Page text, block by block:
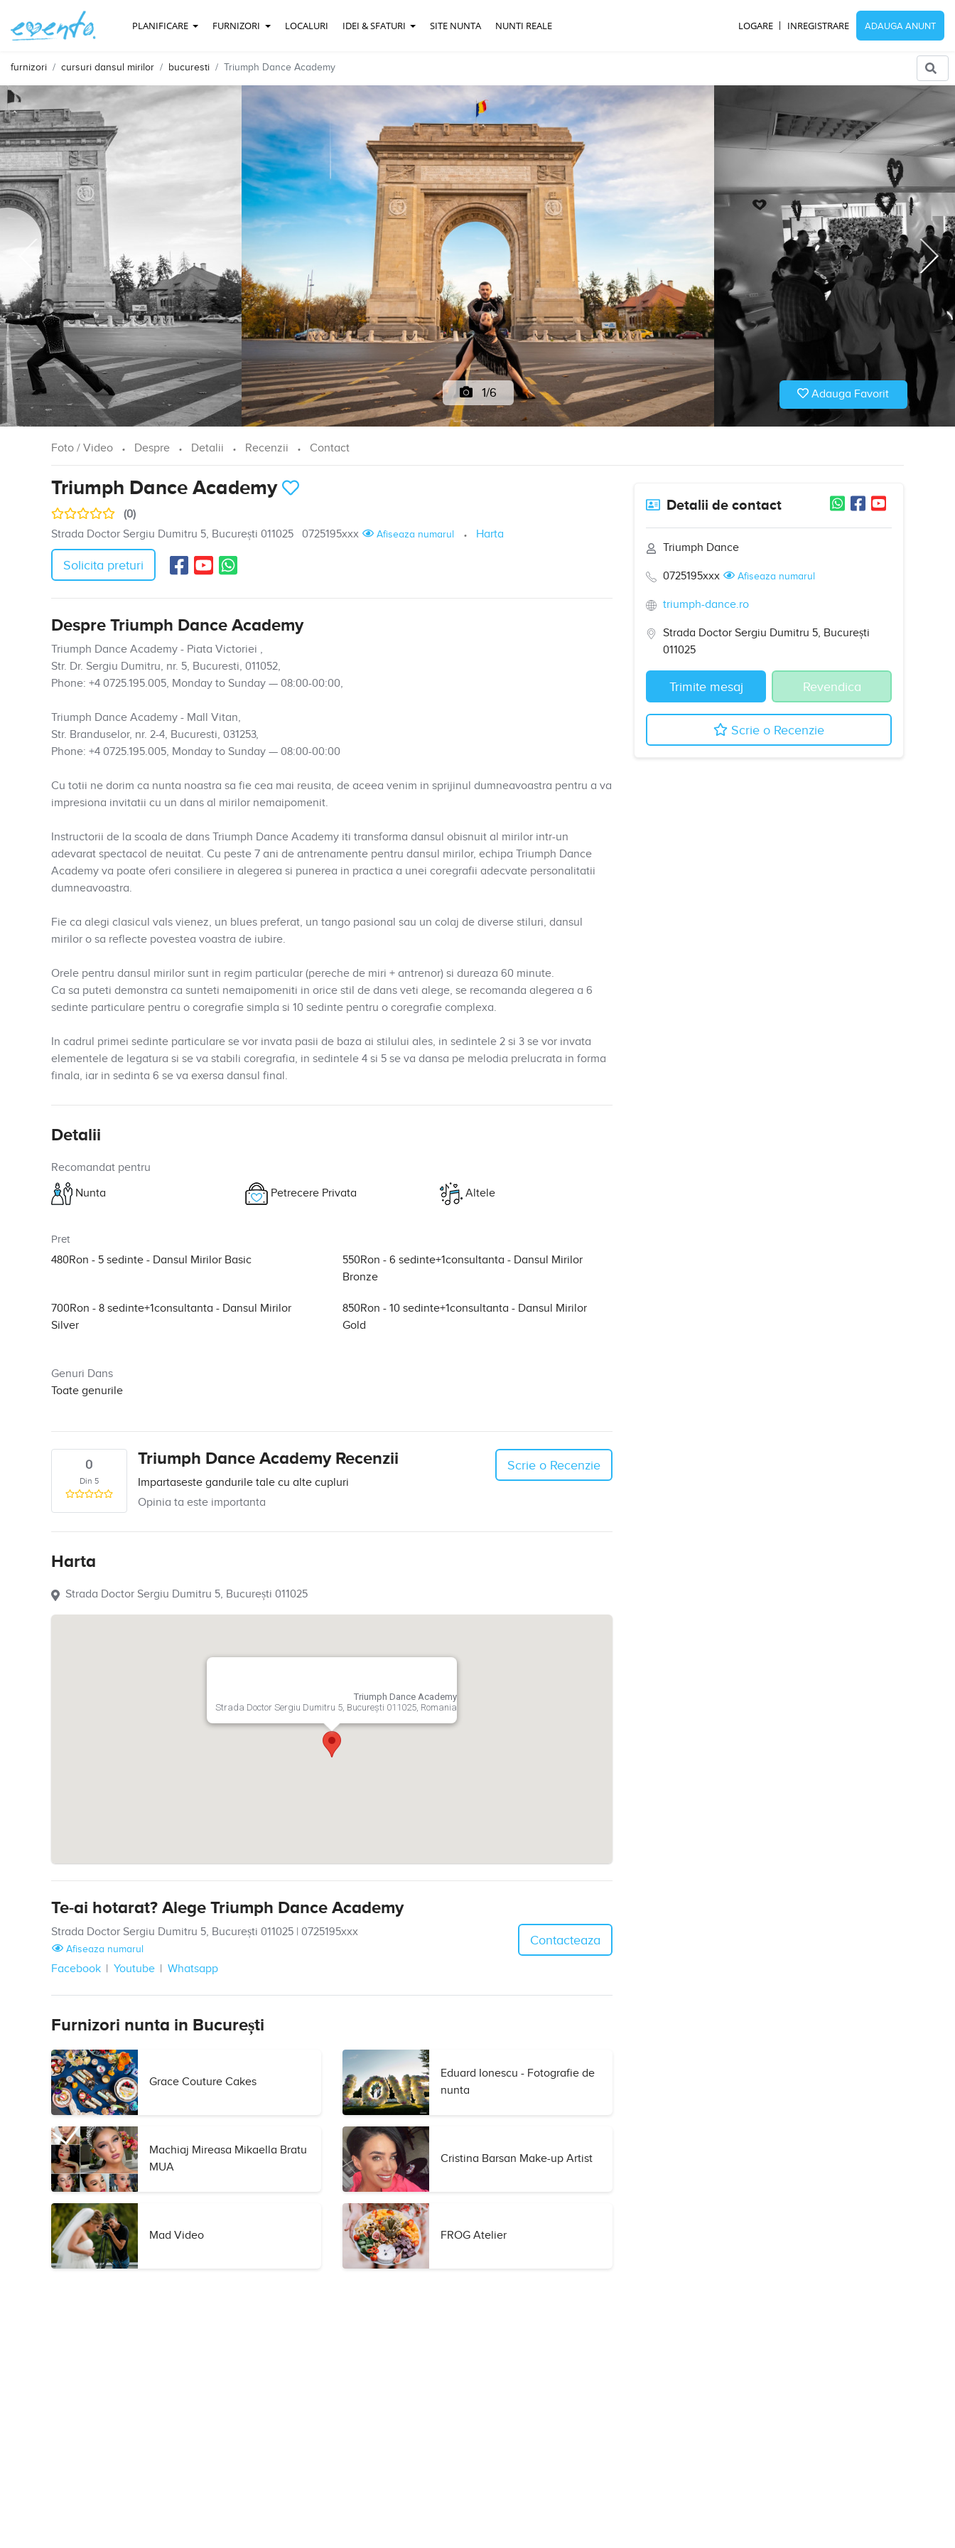
PLANIFICARE FURNIZORI LOCALURI IDEI & SFATURI SITE NUNTA NUNTI REALE LOGARE INREGISTRARE ADAUGA ANUNT
furnizori cursuri dansul mirilor bucuresti Triumph Dance Academy
1/6 Adauga Favorit
Foto / Video Despre Detalii Recenzii Contact
Triumph Dance Academy
(0)
Strada Doctor Sergiu Dumitru 5, București 011025
0725195xxx Afiseaza numarul Harta
Solicita preturi
Despre Triumph Dance Academy
Triumph Dance Academy - Piata Victoriei ,
Str. Dr. Sergiu Dumitru, nr. 5, Bucuresti, 011052,
Phone: +4 0725.195.005, Monday to Sunday — 08:00-00:00,
Triumph Dance Academy - Mall Vitan,
Str. Branduselor, nr. 2-4, Bucuresti, 031253,
Phone: +4 0725.195.005, Monday to Sunday — 08:00-00:00
Cu totii ne dorim ca nunta noastra sa fie cea mai reusita, de aceea venim in sprijinul dumneavoastra pentru a va
impresiona invitatii cu un dans al mirilor nemaipomenit.
Instructorii de la scoala de dans Triumph Dance Academy iti transforma dansul obisnuit al mirilor intr-un
adevarat spectacol de neuitat. Cu peste 7 ani de antrenamente pentru dansul mirilor, echipa Triumph Dance
Academy va poate oferi consiliere in alegerea si punerea in practica a unei coregrafii adecvate personalitatii
dumneavoastra.
Fie ca alegi clasicul vals vienez, un blues preferat, un tango pasional sau un colaj de diverse stiluri, dansul
mirilor o sa reflecte povestea voastra de iubire.
Orele pentru dansul mirilor sunt in regim particular (pereche de miri + antrenor) si dureaza 60 minute.
Ca sa puteti demonstra ca sunteti nemaipomeniti in orice stil de dans veti alege, se recomanda alegerea a 6
sedinte particulare pentru o coregrafie simpla si 10 sedinte pentru o coregrafie complexa.
In cadrul primei sedinte particulare se vor invata pasii de baza ai stilului ales, in sedintele 2 si 3 se vor invata
elementele de legatura si se va stabili coregrafia, in sedintele 4 si 5 se va dansa pe melodia prelucrata in forma
finala, iar in sedinta 6 se va exersa dansul final.
Detalii
Recomandat pentru
Nunta
Petrecere Privata Altele
Pret
480Ron - 5 sedinte - Dansul Mirilor Basic 550Ron - 6 sedinte+1consultanta - Dansul Mirilor
Bronze
700Ron - 8 sedinte+1consultanta - Dansul Mirilor
Silver
850Ron - 10 sedinte+1consultanta - Dansul Mirilor
Gold
Genuri Dans
Toate genurile
0
Din 5
Triumph Dance Academy Recenzii
Impartaseste gandurile tale cu alte cupluri
Opinia ta este importanta
Scrie o Recenzie
Harta
Strada Doctor Sergiu Dumitru 5, București 011025
Triumph Dance Academy
Strada Doctor Sergiu Dumitru 5, București 011025, Romania
Te-ai hotarat? Alege Triumph Dance Academy
Strada Doctor Sergiu Dumitru 5, București 011025 | 0725195xxx
Afiseaza numarul
Facebook Youtube Whatsapp
Contacteaza
Furnizori nunta in București
Grace Couture Cakes
Eduard Ionescu - Fotografie de
nunta
Machiaj Mireasa Mikaella Bratu
MUA
Cristina Barsan Make-up Artist
Mad Video FROG Atelier
Detalii de contact
Triumph Dance
0725195xxx Afiseaza numarul
triumph-dance.ro
Strada Doctor Sergiu Dumitru 5, București
011025
Trimite mesaj Revendica
Scrie o Recenzie